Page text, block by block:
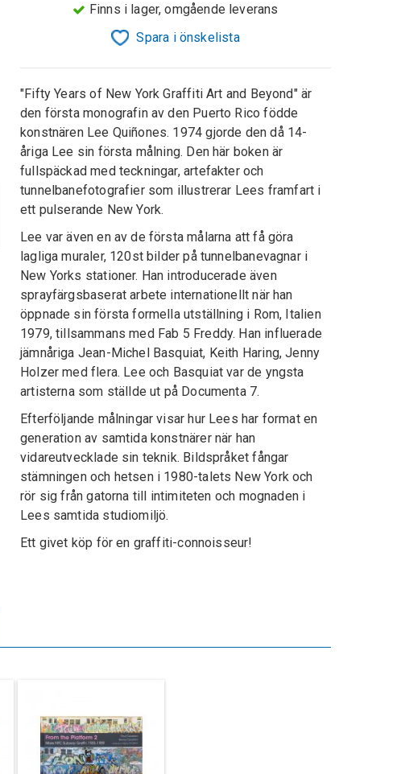
Finns i lager, omgående leverans
Spara i önskelista
"Fifty Years of New York Graffiti Art and Beyond" är
den första monografin av den Puerto Rico födde
konstnären Lee Quiñones. 1974 gjorde den då 14-
åriga Lee sin första målning. Den här boken är
fullspäckad med teckningar, artefakter och
tunnelbanefotografier som illustrerar Lees framfart i
ett pulserande New York.
Lee var även en av de första målarna att få göra
lagliga muraler, 120st bilder på tunnelbanevagnar i
New Yorks stationer. Han introducerade även
sprayfärgsbaserat arbete internationellt när han
öppnade sin första formella utställning i Rom, Italien
1979, tillsammans med Fab 5 Freddy. Han influerade
jämnåriga Jean-Michel Basquiat, Keith Haring, Jenny
Holzer med flera. Lee och Basquiat var de yngsta
artisterna som ställde ut på Documenta 7.
Efterföljande målningar visar hur Lees har format en
generation av samtida konstnärer när han
vidareutvecklade sin teknik. Bildspråket fångar
stämningen och hetsen i 1980-talets New York och
rör sig från gatorna till intimiteten och mognaden i
Lees samtida studiomiljö.
Ett givet köp för en graffiti-connoisseur!